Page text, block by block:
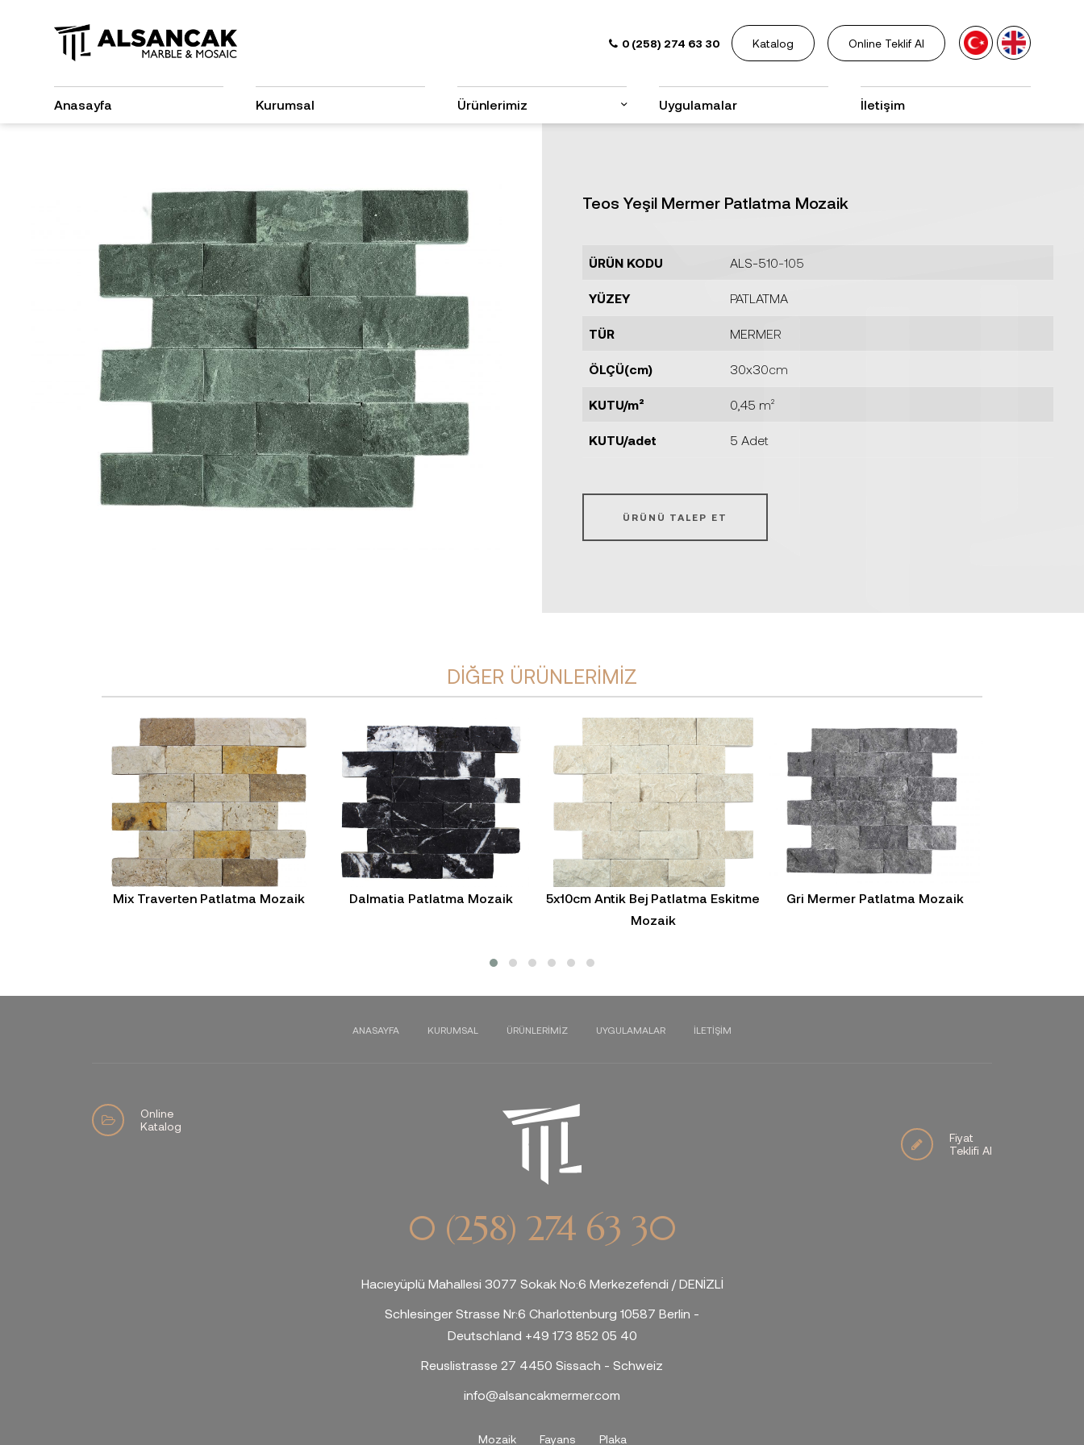
0 (258) 274 63 30 Katalog Online Teklif Al
Anasayfa Kurumsal Ürünlerimiz Uygulamalar İletişim
Teos Yeşil Mermer Patlatma Mozaik
ÜRÜN KODU ALS-510-105
YÜZEY PATLATMA
TÜR MERMER
ÖLÇÜ(cm) 30x30cm
KUTU/m² 0,45 m²
KUTU/adet 5 Adet
ÜRÜNÜ TALEP ET
DIĞER ÜRÜNLERIMIZ
Mix Traverten Patlatma Mozaik Dalmatia Patlatma Mozaik
5x10cm Antik Bej Patlatma Eskitme
Mozaik
Gri Mermer Patlatma Mozaik
ANASAYFA KURUMSAL ÜRÜNLERIMIZ UYGULAMALAR İLETIŞIM
Online
Katalog
Fiyat
Teklifi Al
0 (258) 274 63 30
Hacıeyüplü Mahallesi 3077 Sokak No:6 Merkezefendi / DENİZLİ
Schlesinger Strasse Nr:6 Charlottenburg 10587 Berlin -
Deutschland +49 173 852 05 40
Reuslistrasse 27 4450 Sissach - Schweiz
info@alsancakmermer.com
Mozaik Fayans Plaka